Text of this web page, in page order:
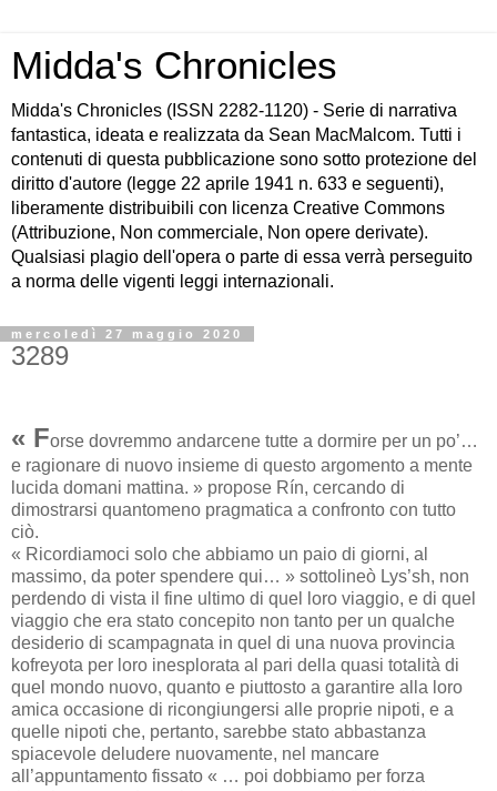
Midda's Chronicles
Midda's Chronicles (ISSN 2282-1120) - Serie di narrativa
fantastica, ideata e realizzata da Sean MacMalcom. Tutti i
contenuti di questa pubblicazione sono sotto protezione del
diritto d'autore (legge 22 aprile 1941 n. 633 e seguenti),
liberamente distribuibili con licenza Creative Commons
(Attribuzione, Non commerciale, Non opere derivate).
Qualsiasi plagio dell'opera o parte di essa verrà perseguito
a norma delle vigenti leggi internazionali.
mercoledì 27 maggio 2020
3289
« Forse dovremmo andarcene tutte a dormire per un po’…
e ragionare di nuovo insieme di questo argomento a mente
lucida domani mattina. » propose Rín, cercando di
dimostrarsi quantomeno pragmatica a confronto con tutto
ciò.
« Ricordiamoci solo che abbiamo un paio di giorni, al
massimo, da poter spendere qui… » sottolineò Lys’sh, non
perdendo di vista il fine ultimo di quel loro viaggio, e di quel
viaggio che era stato concepito non tanto per un qualche
desiderio di scampagnata in quel di una nuova provincia
kofreyota per loro inesplorata al pari della quasi totalità di
quel mondo nuovo, quanto e piuttosto a garantire alla loro
amica occasione di ricongiungersi alle proprie nipoti, e a
quelle nipoti che, pertanto, sarebbe stato abbastanza
spiacevole deludere nuovamente, nel mancare
all’appuntamento fissato « … poi dobbiamo per forza